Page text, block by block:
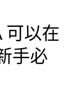
可以在
手必